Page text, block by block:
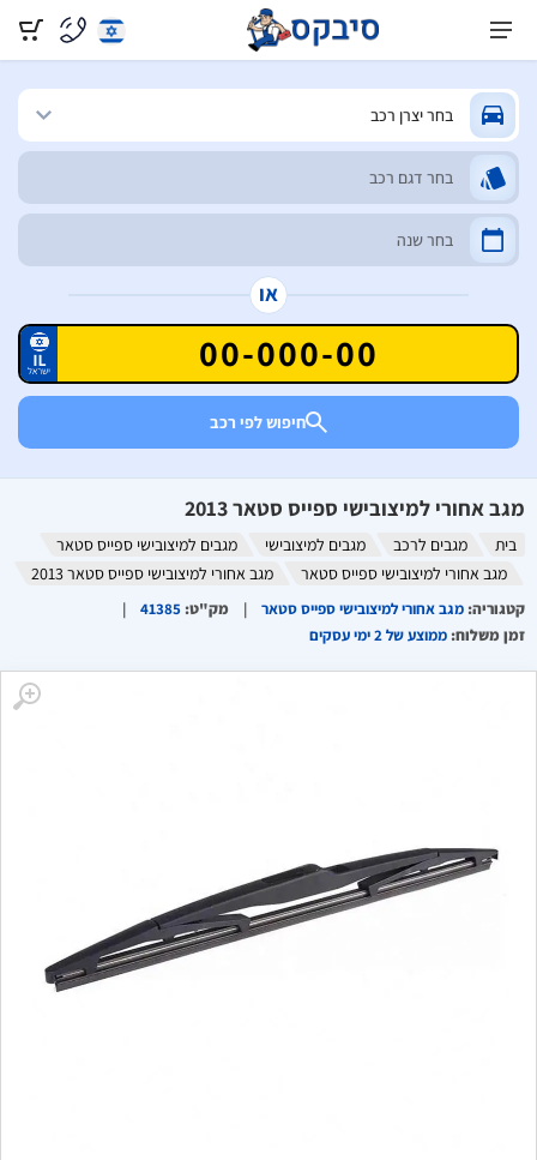
או
חיפוש לפי רכב
מגב אחורי למיצובישי ספייס סטאר 2013
בית מגבים לרכב מגבים למיצובישי
מגבים למיצובישי ספייס סטאר
מגב אחורי למיצובישי ספייס סטאר
מגב אחורי למיצובישי ספייס סטאר 2013
קטגוריה:מגב אחורי למיצובישי ספייס סטאר מק"ט:
זמן משלוח:ממוצע של 2 ימי עסקים